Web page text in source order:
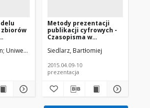
w
Uniwersytet Warszawski
Metody prezentacji
publikacji cyfrowych -
Czasopisma w
Siedlarz, Bartłomiej
2015.04.09-10
prezentacja